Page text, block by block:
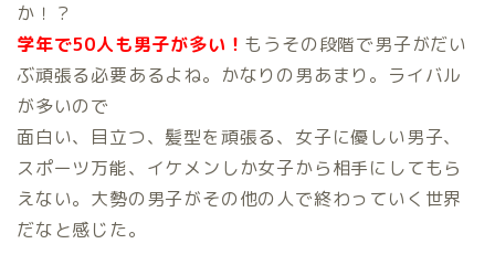
か！？
学年で50人も男子が多い！ もうその段階で男子がだい
ぶ頑張る必要あるよね。かなりの男あまり。ライバル
が多いので
面白い、目立つ、髪型を頑張る、女子に優しい男子、
スポーツ万能、イケメンしか女子から相手にしてもら
えない。大勢の男子がその他の人で終わっていく世界
だなと感じた。